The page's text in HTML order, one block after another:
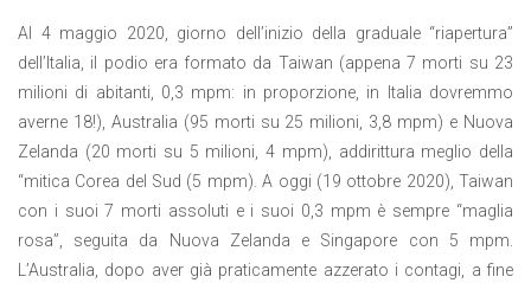
Al 4 maggio 2020, giorno dell’inizio della graduale “riapertura”
dell’Italia, il podio era formato da Taiwan (appena 7 morti su 23
milioni di abitanti, 0,3 mpm: in proporzione, in Italia dovremmo
averne 18!), Australia (95 morti su 25 milioni, 3,8 mpm) e Nuova
Zelanda (20 morti su 5 milioni, 4 mpm), addirittura meglio della
“mitica Corea del Sud (5 mpm). A oggi (19 ottobre 2020), Taiwan
con i suoi 7 morti assoluti e i suoi 0,3 mpm è sempre “maglia
rosa”, seguita da Nuova Zelanda e Singapore con 5 mpm.
L’Australia, dopo aver già praticamente azzerato i contagi, a fine